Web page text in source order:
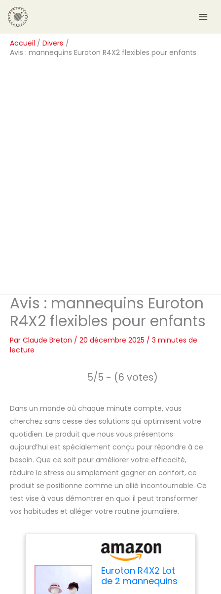
Aller
au
contenu
Accueil
Divers
Avis : mannequins Euroton R4X2 flexibles pour enfants
Avis : mannequins Euroton
R4X2 flexibles pour enfants
Par Claude Breton / 20 décembre 2025 / 3 minutes de
lecture
5/5 - (6 votes)
Dans un monde où chaque minute compte, vous
cherchez sans cesse des solutions qui optimisent votre
quotidien. Le produit que nous vous présentons
aujourd’hui est spécialement conçu pour répondre à ce
besoin. Que ce soit pour améliorer votre efficacité,
réduire le stress ou simplement gagner en confort, ce
produit se positionne comme un allié incontournable. Ce
test vise à vous démontrer en quoi il peut transformer
vos habitudes et alléger votre routine journalière.
Euroton R4X2 Lot
de 2 mannequins
R
e
c
h